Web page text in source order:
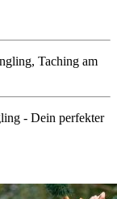
Taching am
- Dein perfekter